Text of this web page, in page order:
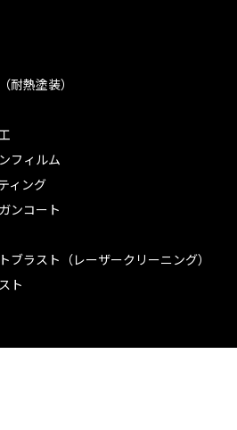
耐熱塗装）
フィルム
ィング
ンコート
ブラスト（レーザークリーニング）
ト